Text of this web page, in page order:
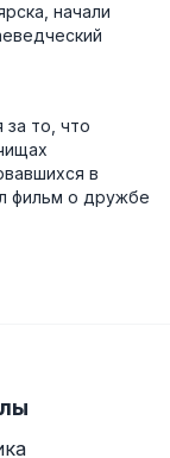
начали
за то, что
в
фильм о дружбе